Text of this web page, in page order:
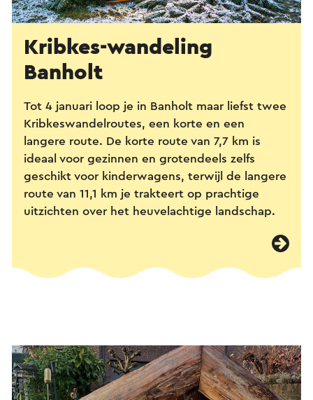
Kribkes-wandeling
Banholt
Tot 4 januari loop je in Banholt maar liefst twee
Kribkeswandelroutes, een korte en een
langere route. De korte route van 7,7 km is
ideaal voor gezinnen en grotendeels zelfs
geschikt voor kinderwagens, terwijl de langere
route van 11,1 km je trakteert op prachtige
uitzichten over het heuvelachtige landschap.